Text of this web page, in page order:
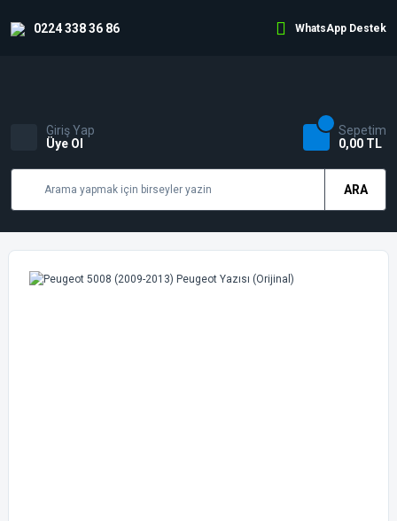
0224 338 36 86 WhatsApp Destek
ARA
Giriş Yap
Üye Ol
Sepetim
0,00 TL